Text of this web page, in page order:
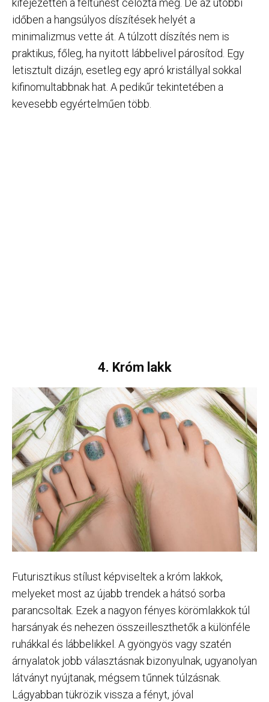
kifejezetten a feltűnést célozta meg. De az utóbbi
időben a hangsúlyos díszítések helyét a
minimalizmus vette át. A túlzott díszítés nem is
praktikus, főleg, ha nyitott lábbelivel párosítod. Egy
letisztult dizájn, esetleg egy apró kristállyal sokkal
kifinomultabbnak hat. A pedikűr tekintetében a
kevesebb egyértelműen több.
4. Króm lakk
Futurisztikus stílust képviseltek a króm lakkok,
melyeket most az újabb trendek a hátsó sorba
parancsoltak. Ezek a nagyon fényes körömlakkok túl
harsányak és nehezen összeilleszthetők a különféle
ruhákkal és lábbelikkel. A gyöngyös vagy szatén
árnyalatok jobb választásnak bizonyulnak, ugyanolyan
látványt nyújtanak, mégsem tűnnek túlzásnak.
Lágyabban tükrözik vissza a fényt, jóval